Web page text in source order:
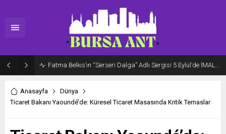
Fatma Belkıs’ın “Serseri Dalga” Adlı Sergisi 5 Eylül’de İMALAT-HANE’de Açılıyor
Anasayfa
Dünya
Ticaret Bakanı Yaoundé’de: Küresel Ticaret Masasında Kritik Temaslar